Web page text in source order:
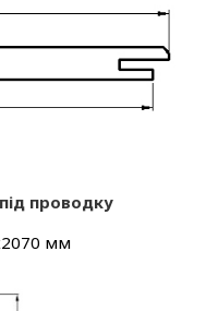
проводку
мм